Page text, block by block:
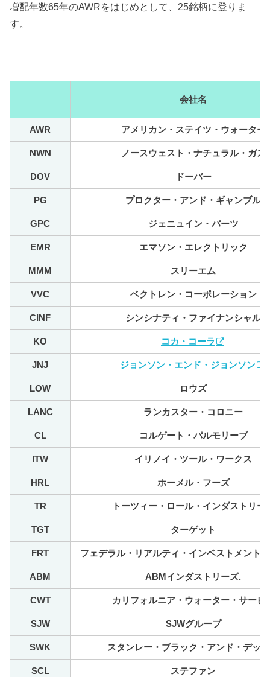
増配年数65年のAWRをはじめとして、25銘柄に登りま
す。
会社名
AWR アメリカン・ステイツ・ウォーター
NWN ノースウェスト・ナチュラル・ガス
DOV ドーバー
PG プロクター・アンド・ギャンブル
GPC ジェニュイン・パーツ
EMR エマソン・エレクトリック
MMM スリーエム
VVC ベクトレン・コーポレーション
CINF シンシナティ・ファイナンシャル
KO コカ・コーラ
JNJ ジョンソン・エンド・ジョンソン
LOW ロウズ
LANC ランカスター・コロニー
CL コルゲート・パルモリーブ
ITW イリノイ・ツール・ワークス
HRL ホーメル・フーズ
TR トーツィー・ロール・インダストリー
TGT ターゲット
FRT フェデラル・リアルティ・インベストメント
ABM ABMインダストリーズ.
CWT カリフォルニア・ウォーター・サービ
SJW SJWグループ
SWK スタンレー・ブラック・アンド・デッ
SCL ステファン